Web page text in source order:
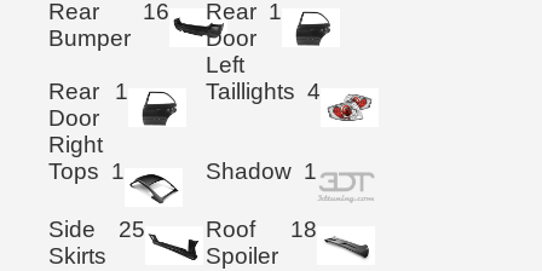
Rear
Bumper
16
Rear
Door
Left
1
Rear
Door
Right
1 Taillights 4
Tops 1 Shadow 1
Side
Skirts
25
Roof
Spoiler
18